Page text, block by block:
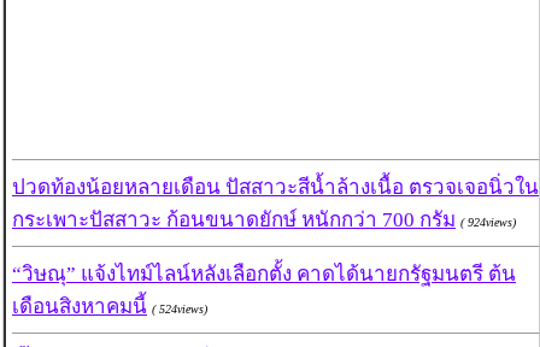
ปวดท้องน้อยหลายเดือน ปัสสาวะสีน้ำล้างเนื้อ ตรวจเจอนิ่วใน
กระเพาะปัสสาวะ ก้อนขนาดยักษ์ หนักกว่า 700 กรัม ( 924views)
“วิษณุ” แจ้งไทม์ไลน์หลังเลือกตั้ง คาดได้นายกรัฐมนตรี ต้น
เดือนสิงหาคมนี้ ( 524views)